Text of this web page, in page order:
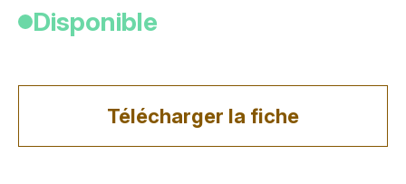
Disponible
Télécharger la fiche